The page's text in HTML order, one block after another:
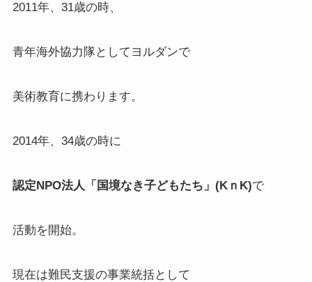
2011年、31歳の時、
青年海外協力隊としてヨルダンで
美術教育に携わります。
2014年、34歳の時に
認定NPO法人「国境なき子どもたち」(KｎK)で
活動を開始。
現在は難民支援の事業統括として